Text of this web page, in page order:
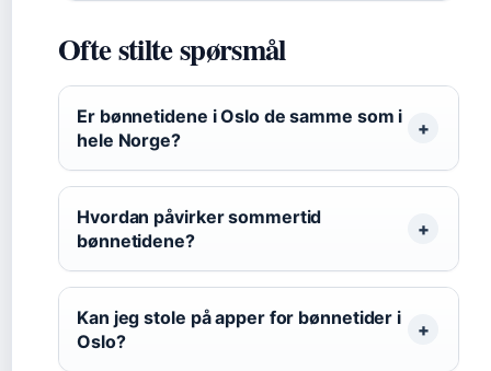
Ofte stilte spørsmål
Er bønnetidene i Oslo de samme som i
hele Norge?
Hvordan påvirker sommertid
bønnetidene?
Kan jeg stole på apper for bønnetider i
Oslo?